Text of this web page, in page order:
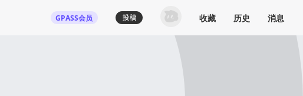
GPASS会员 收藏 历史 消息